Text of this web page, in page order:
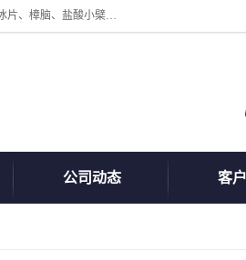
陕西盘龙翊海医药有限公司是一家民营科技型中小企业，公司核心专注医药原料药与药用辅料的批发，主营产品有人工牛黄、冰片、樟脑、盐酸小檗碱、氢氧化铝、枸橼酸喷托维林、甲硝唑、维生素B、维生素C、维生素E、克霉唑、利巴韦林、氯化铵等。
公司动态 客